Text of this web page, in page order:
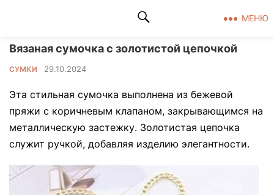
МЕНЮ
Вязаная сумочка с золотистой цепочкой
СУМКИ 29.10.2024
Эта стильная сумочка выполнена из бежевой
пряжи с коричневым клапаном, закрывающимся на
металлическую застежку. Золотистая цепочка
служит ручкой, добавляя изделию элегантности.